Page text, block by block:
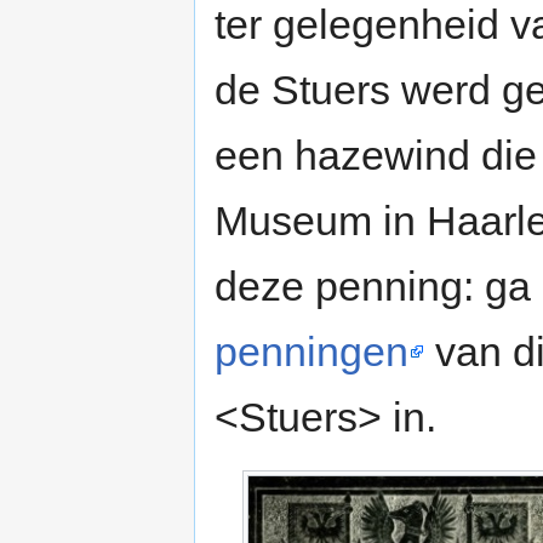
ter gelegenheid
de Stuers werd
een hazewind
Museum in
deze penning:
penningen
van
<Stuers> in.